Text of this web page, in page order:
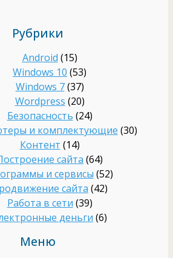
Рубрики
Android (15)
Windows 10 (53)
Windows 7(37)
Wordpress (20)
Безопасность (24)
и комплектующие (30)
Контент (14)
сайта (64)
и сервисы (52)
сайта (42)
Работа в сети (39)
деньги (6)
Меню